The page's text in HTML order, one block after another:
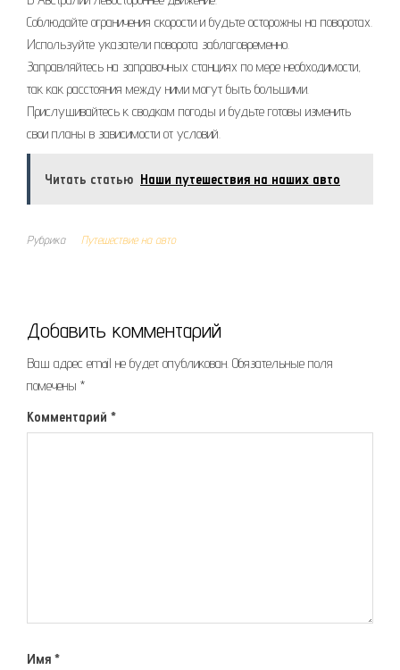
Соблюдайте ограничения скорости и будьте осторожны на поворотах.
Используйте указатели поворота заблаговременно.
Заправляйтесь на заправочных станциях по мере необходимости,
так как расстояния между ними могут быть большими.
Прислушивайтесь к сводкам погоды и будьте готовы изменить
свои планы в зависимости от условий.
Читать статью Наши путешествия на наших авто
Рубрика Путешествие на авто
Добавить комментарий
Ваш адрес email не будет опубликован. Обязательные поля
помечены *
Комментарий *
Имя *